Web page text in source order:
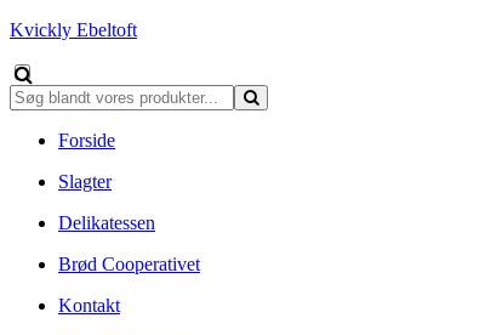
Kvickly Ebeltoft
Forside
Slagter
Delikatessen
Brød Cooperativet
Kontakt